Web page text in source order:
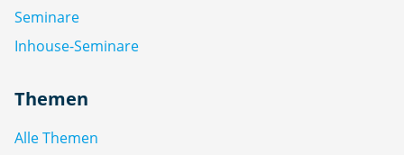
Seminare
Inhouse-Seminare
Themen
Alle Themen